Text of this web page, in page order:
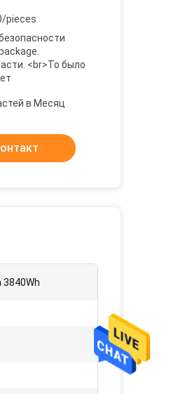
pieces
<br>To было
в Месяц
3840Wh